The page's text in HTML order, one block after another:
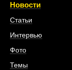
Новости
Статьи
Интервью
Фото
Темы